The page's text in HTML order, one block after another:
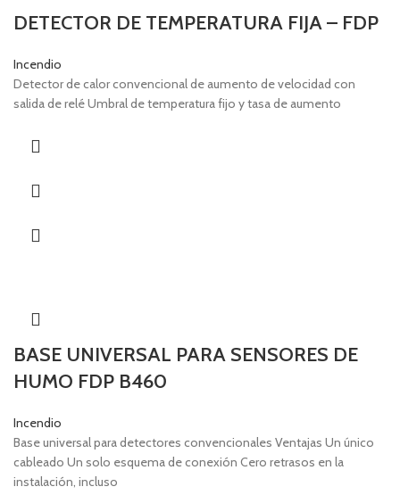
DETECTOR DE TEMPERATURA FIJA – FDP
Incendio
Detector de calor convencional de aumento de velocidad con
salida de relé Umbral de temperatura fijo y tasa de aumento
BASE UNIVERSAL PARA SENSORES DE
HUMO FDP B460
Incendio
Base universal para detectores convencionales Ventajas Un único
cableado Un solo esquema de conexión Cero retrasos en la
instalación, incluso